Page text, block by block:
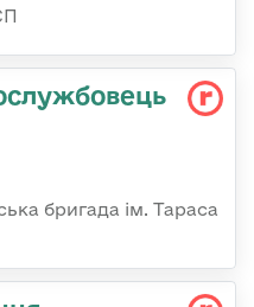
бригада ім. Тараса